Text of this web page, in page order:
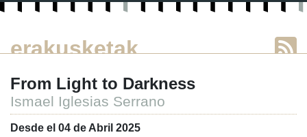
erakusketak
From Light to Darkness
Ismael Iglesias Serrano
Desde el 04 de Abril 2025